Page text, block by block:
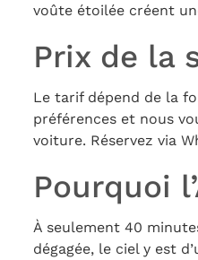
voûte étoilée créent
Prix de la
Le tarif dépend de la
préférences et nous
voiture. Réservez via
Pourquoi
À seulement 40
dégagée, le ciel y est